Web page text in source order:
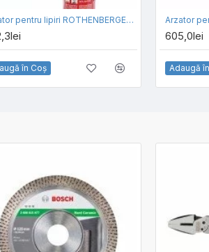
Arzator pentru lipiri ROTHENBERGER ROFIRE 4 PIEZO
în Coş
605,0lei
Adaugă